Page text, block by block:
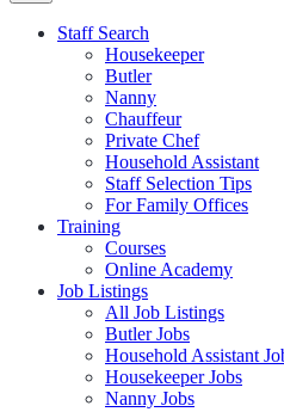
Staff Search
Housekeeper
Butler
Nanny
Chauffeur
Private Chef
Household Assistant
Staff Selection Tips
For Family Offices
Training
Courses
Online Academy
Job Listings
All Job Listings
Butler Jobs
Household Assistant
Housekeeper Jobs
Nanny Jobs